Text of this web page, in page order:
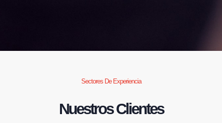
Sectores De Experiencia
Nuestros Clientes